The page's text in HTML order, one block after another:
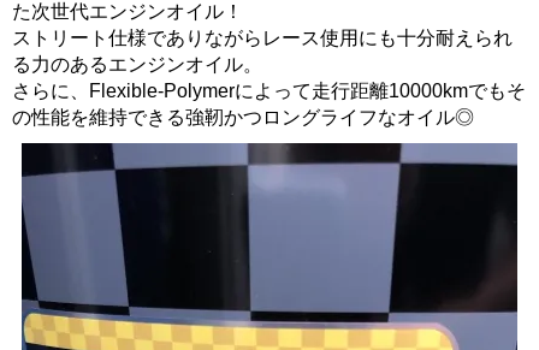
た次世代エンジンオイル！
ストリート仕様でありながらレース使用にも十分耐えられ
る力のあるエンジンオイル。
さらに、Flexible-Polymerによって走行距離10000kmでもそ
の性能を維持できる強靭かつロングライフなオイル◎